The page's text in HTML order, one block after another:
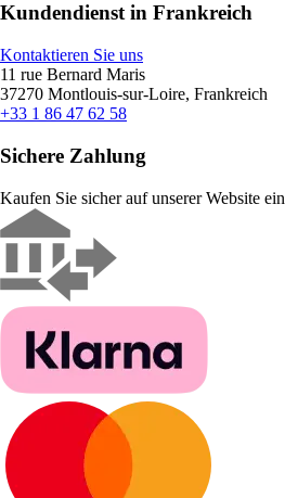
Kundendienst in Frankreich
Kontaktieren Sie uns
11 rue Bernard Maris
37270 Montlouis-sur-Loire, Frankreich
+33 1 86 47 62 58
Sichere Zahlung
Kaufen Sie sicher auf unserer Website ein